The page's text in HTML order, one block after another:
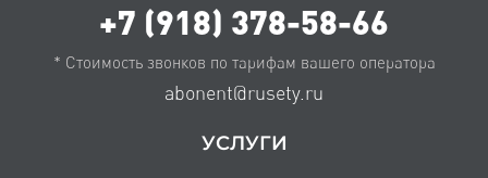
+7 (918) 378-58-66
* Стоимость звонков по тарифам вашего оператора
abonent@rusety.ru
УСЛУГИ